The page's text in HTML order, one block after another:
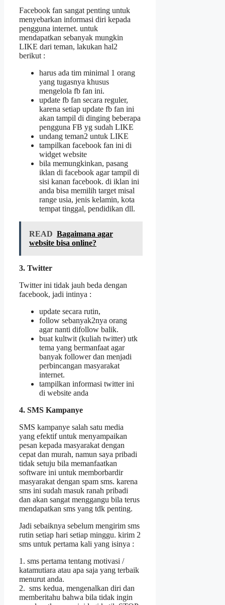
Facebook fan sangat penting untuk
menyebarkan informasi diri kepada
pengguna internet. untuk
mendapatkan sebanyak mungkin
LIKE dari teman, lakukan hal2
berikut :
harus ada tim minimal 1 orang
yang tugasnya khusus
mengelola fb fan ini.
update fb fan secara reguler,
karena setiap update fb fan ini
akan tampil di dinging beberapa
pengguna FB yg sudah LIKE
undang teman2 untuk LIKE
tampilkan facebook fan ini di
widget website
bila memungkinkan, pasang
iklan di facebook agar tampil di
sisi kanan facebook. di iklan ini
anda bisa memilih target misal
range usia, jenis kelamin, kota
tempat tinggal, pendidikan dll.
READ Bagaimana agar
website bisa online?
3. Twitter
Twitter ini tidak jauh beda dengan
facebook, jadi intinya :
update secara rutin,
follow sebanyak2nya orang
agar nanti difollow balik.
buat kultwit (kuliah twitter) utk
tema yang bermanfaat agar
banyak follower dan menjadi
perbincangan masyarakat
internet.
tampilkan informasi twitter ini
di website anda
4. SMS Kampanye
SMS kampanye salah satu media
yang efektif untuk menyampaikan
pesan kepada masyarakat dengan
cepat dan murah, namun saya pribadi
tidak setuju bila memanfaatkan
software ini untuk memborbardir
masyarakat dengan spam sms. karena
sms ini sudah masuk ranah pribadi
dan akan sangat menggangu bila terus
mendapatkan sms yang tdk penting.
Jadi sebaiknya sebelum mengirim sms
rutin setiap hari setiap minggu. kirim 2
sms untuk pertama kali yang isinya :
1. sms pertama tentang motivasi /
katamutiara atau apa saja yang terbaik
menurut anda.
2. sms kedua, mengenalkan diri dan
memberitahu bahwa bila tidak ingin